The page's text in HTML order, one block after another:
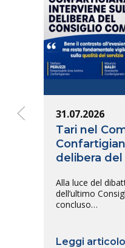
31.07.2026
Tari nel
delibera
Alla luce del
dell’ultimo
concluso…
Leggi articolo